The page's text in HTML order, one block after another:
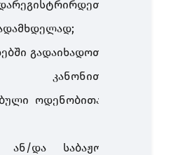
გადაიხადოთ
კანონით
ოდენობითა
ან/და საბაჟო